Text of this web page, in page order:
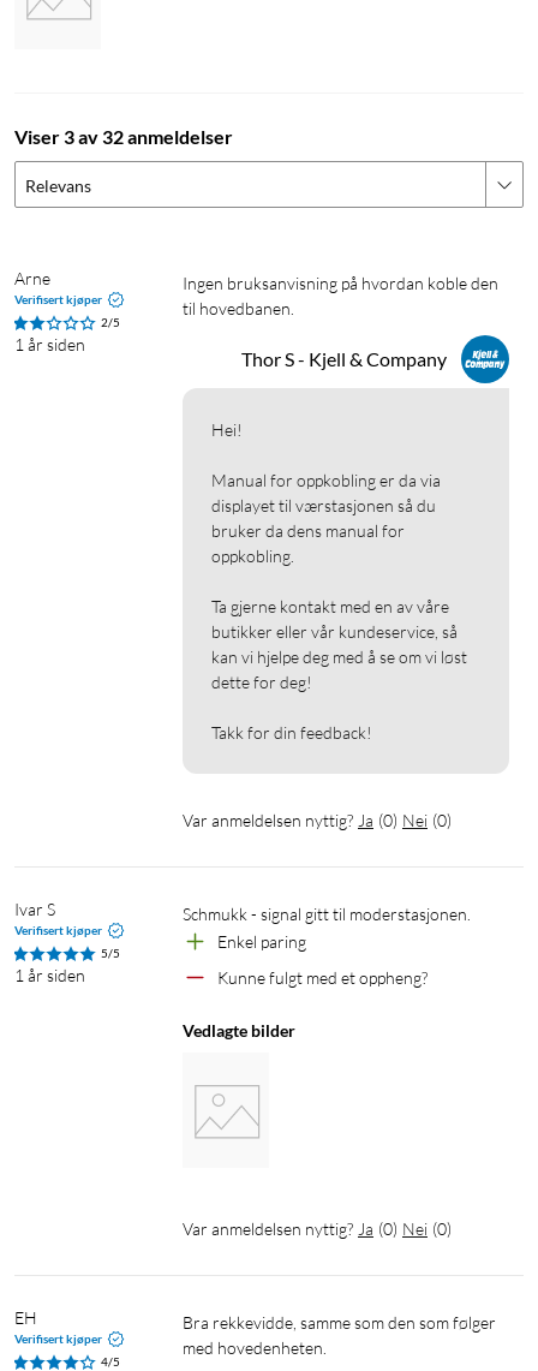
Viser 3 av 32 anmeldelser
Relevans
Arne
Verifisert kjøper
2/5
1 år siden
Ingen bruksanvisning på hvordan koble den
til hovedbanen.
Thor S - Kjell & Company
Hei!
Manual for oppkobling er da via
displayet til værstasjonen så du
bruker da dens manual for
oppkobling.
Ta gjerne kontakt med en av våre
butikker eller vår kundeservice, så
kan vi hjelpe deg med å se om vi løst
dette for deg!
Takk for din feedback!
Var anmeldelsen nyttig? Ja (0) Nei (0)
Ivar S
Verifisert kjøper
5/5
1 år siden
Schmukk - signal gitt til moderstasjonen.
Enkel paring
Kunne fulgt med et oppheng?
Vedlagte bilder
Var anmeldelsen nyttig? Ja (0) Nei (0)
EH
Verifisert kjøper
4/5
Bra rekkevidde, samme som den som følger
med hovedenheten.